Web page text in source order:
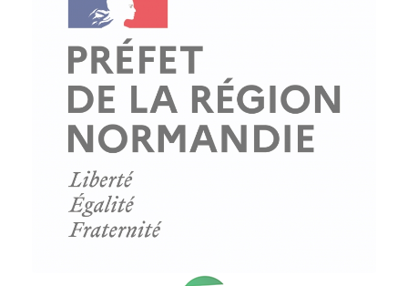
© Copyright - ProfessionsBois | Conception et réalisation :
Actualités
Mentions légales
Politique de confidentialité